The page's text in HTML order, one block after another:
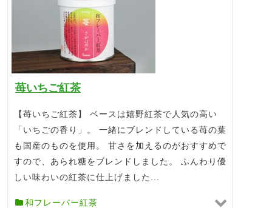
苺いちご紅茶
【苺いちご紅茶】 ベースは嬉野紅茶で人気の高い
「いちごの香り」。 一緒にブレンドしている苺の葉
も国産のものを使用。 甘さを加えるのがおすすめで
すので、あられ糖をブレンドしました。 ふんわり優
しい味わいの紅茶に仕上げました...
和フレーバー紅茶